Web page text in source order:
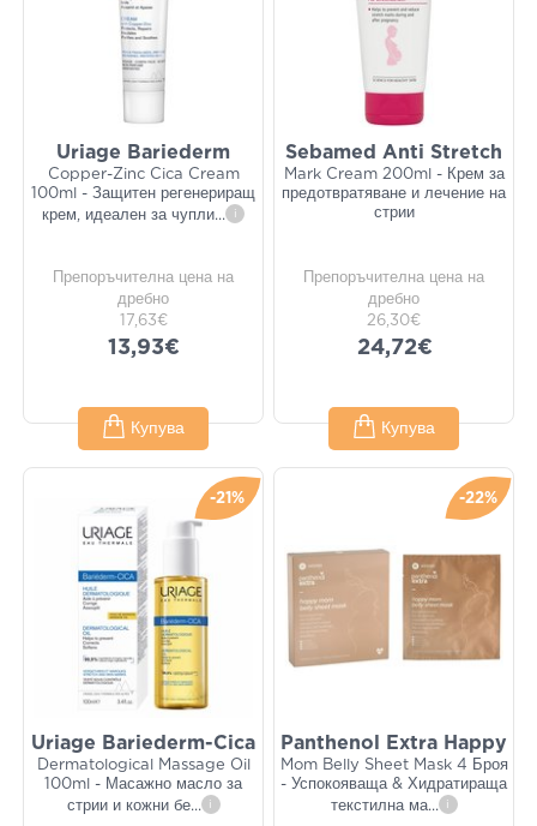
Uriage Bariederm
Copper-Zinc Cica Cream
100ml - Защитен регенериращ
крем, идеален за чупли... i
Препоръчителна цена на
дребно
17,63€
13,93€
Купува
Sebamed Anti Stretch
Mark Cream 200ml - Крем за
предотвратяване и лечение на
стрии
Препоръчителна цена на
дребно
26,30€
24,72€
Купува
-21%
Uriage Bariederm-Cica
Dermatological Massage Oil
100ml - Масажно масло за
стрии и кожни бе... i
-22%
Panthenol Extra Happy
Mom Belly Sheet Mask 4 Броя
- Успокояваща & Хидратираща
текстилна ма... i